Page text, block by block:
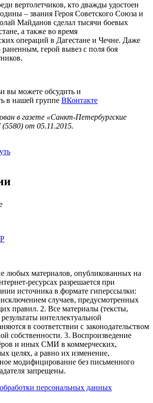
вертолетчиков, кто дважды удостоен
– звания Героя Советского Союза и
Майданов сделал тысячи боевых
а также во время
операций в Дагестане и Чечне. Даже
раненным, герой вывез с поля боя
вы можете обсудить и
в нашей группе ВКонтакте
в газете «Санкт-Петербургские
от 05.11.2015.
любых материалов, опубликованных на
ресурсах разрешается при
источника в формате гиперссылки:
исключением случаев, предусмотренных
правил. 2. Все материалы (тексты,
интеллектуальной
в соответствии с законодательством
собственности. 3. Воспроизведение
и иных СМИ в коммерческих,
целях, а равно их изменение,
модифицирование без письменного
запрещены.
персональных данных